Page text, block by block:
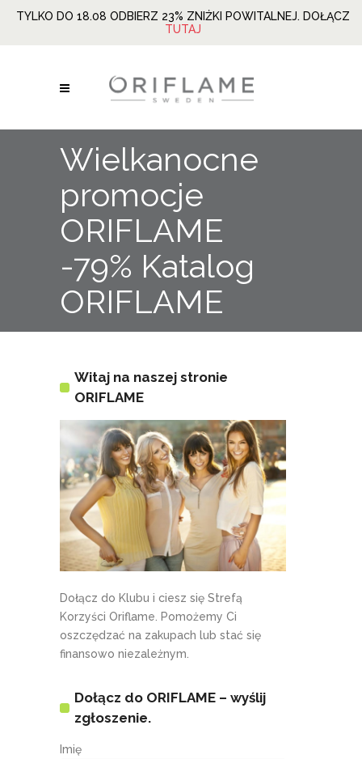
TYLKO DO 18.08 ODBIERZ 23% ZNIŻKI POWITALNEJ. DOŁĄCZ
TUTAJ
Wielkanocne
promocje
ORIFLAME
-79% Katalog
ORIFLAME
Witaj na naszej stronie
ORIFLAME
Dołącz do Klubu i ciesz się Strefą
Korzyści Oriflame. Pomożemy Ci
oszczędzać na zakupach lub stać się
finansowo niezależnym.
Dołącz do ORIFLAME – wyślij
zgłoszenie.
Imię